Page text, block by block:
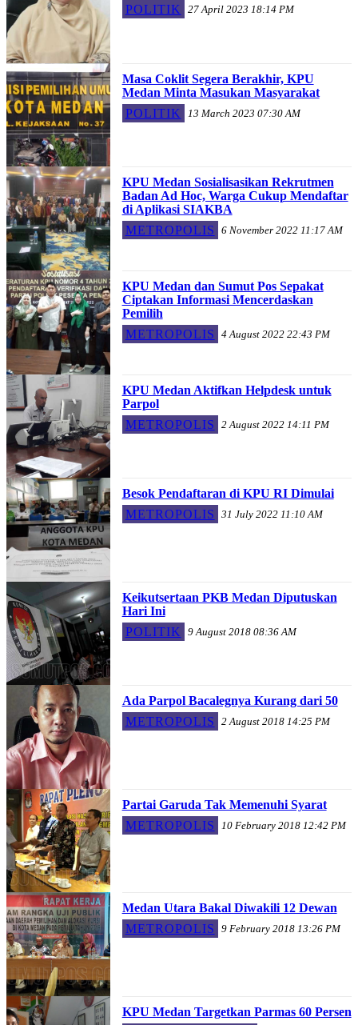
POLITIK 27 April 2023 18:14 PM
Masa Coklit Segera Berakhir, KPU
Medan Minta Masukan Masyarakat
POLITIK
13 March 2023 07:30 AM
KPU Medan Sosialisasikan Rekrutmen
Badan Ad Hoc, Warga Cukup Mendaftar
di Aplikasi SIAKBA
METROPOLIS
6 November 2022 11:17 AM
KPU Medan dan Sumut Pos Sepakat
Ciptakan Informasi Mencerdaskan
Pemilih
METROPOLIS
4 August 2022 22:43 PM
KPU Medan Aktifkan Helpdesk untuk
Parpol
METROPOLIS
2 August 2022 14:11 PM
Besok Pendaftaran di KPU RI Dimulai
METROPOLIS
31 July 2022 11:10 AM
Keikutsertaan PKB Medan Diputuskan
Hari Ini
POLITIK
9 August 2018 08:36 AM
Ada Parpol Bacalegnya Kurang dari 50
METROPOLIS
2 August 2018 14:25 PM
Partai Garuda Tak Memenuhi Syarat
METROPOLIS
10 February 2018 12:42 PM
Medan Utara Bakal Diwakili 12 Dewan
METROPOLIS
9 February 2018 13:26 PM
KPU Medan Targetkan Parmas 60 Persen